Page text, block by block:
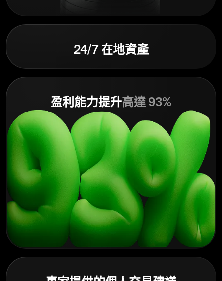
24/7 在地資產
盈利能力提升高達 93%